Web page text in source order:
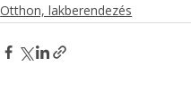
Otthon, lakberendezés